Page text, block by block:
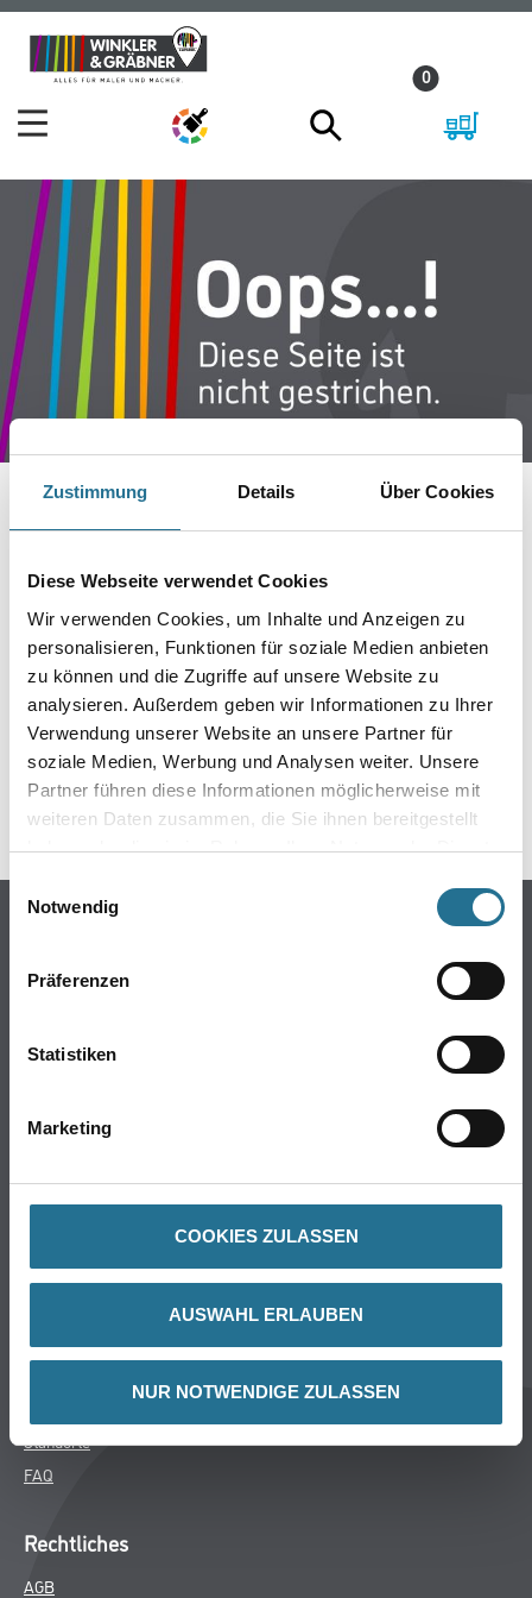
Zustimmung Details Über Cookies
Diese Webseite verwendet Cookies
Wir verwenden Cookies, um Inhalte und Anzeigen zu
personalisieren, Funktionen für soziale Medien anbieten
zu können und die Zugriffe auf unsere Website zu
analysieren. Außerdem geben wir Informationen zu Ihrer
Verwendung unserer Website an unsere Partner für
soziale Medien, Werbung und Analysen weiter. Unsere
Partner führen diese Informationen möglicherweise mit
weiteren Daten zusammen, die Sie ihnen bereitgestellt
haben oder die sie im Rahmen Ihrer Nutzung der Dienste
Einwilligungsauswahl
Notwendig
Präferenzen
Statistiken
Marketing
COOKIES ZULASSEN
AUSWAHL ERLAUBEN
NUR NOTWENDIGE ZULASSEN
Zum
Inhalt
Zum
Navigationsmenü
0
IST AUFGETRETEN
Keine Sorge, wir pinseln schon an der Lösung und
werden das Problem so schnell wie möglich beheben.
Erkunden Sie in der Zwischenzeit unseren Online-Shop
und lassen Sie sich inspirieren.
ZURÜCK ZUM ONLINE-SHOP
Online-Shop
Putze- und Spachtelmassen
Wand- & Deckenbeläge
Winkler & Gräbner
Services
Standorte
FAQ
Rechtliches
AGB